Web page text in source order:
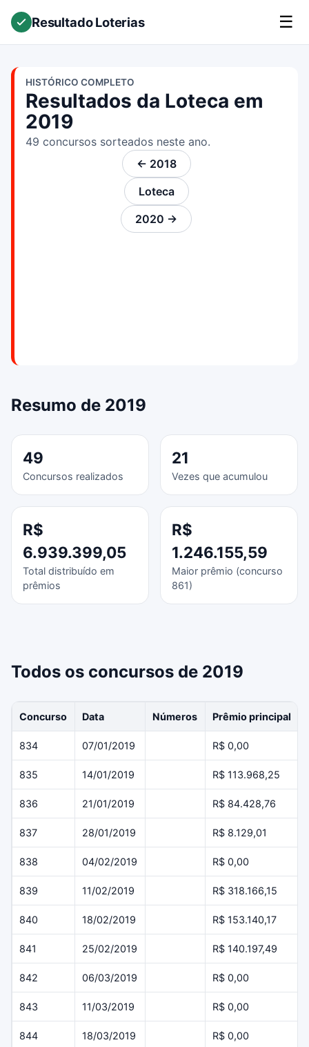
Resultado Loterias ☰
HISTÓRICO COMPLETO
Resultados da Loteca em
2019
49 concursos sorteados neste ano.
← 2018
Loteca
2020 →
Resumo de 2019
49
Concursos realizados
21
Vezes que acumulou
R$
6.939.399,05
Total distribuído em
prêmios
R$
1.246.155,59
Maior prêmio (concurso
861)
Todos os concursos de 2019
Concurso Data Números Prêmio principal
834 07/01/2019 R$ 0,00
835 14/01/2019 R$ 113.968,25
836 21/01/2019 R$ 84.428,76
837 28/01/2019 R$ 8.129,01
838 04/02/2019 R$ 0,00
839 11/02/2019 R$ 318.166,15
840 18/02/2019 R$ 153.140,17
841 25/02/2019 R$ 140.197,49
842 06/03/2019 R$ 0,00
843 11/03/2019 R$ 0,00
844 18/03/2019 R$ 0,00